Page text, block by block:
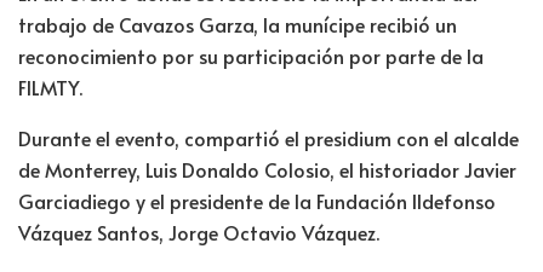
trabajo de Cavazos Garza, la munícipe recibió un
reconocimiento por su participación por parte de la
FILMTY.
Durante el evento, compartió el presidium con el alcalde
de Monterrey, Luis Donaldo Colosio, el historiador Javier
Garciadiego y el presidente de la Fundación Ildefonso
Vázquez Santos, Jorge Octavio Vázquez.